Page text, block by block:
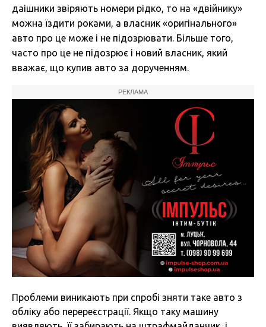
даішники звіряють номери рідко, то на «двійнику»
можна їздити роками, а власник «оригінального»
авто про це може і не підозрювати. Більше того,
часто про це не підозрює і новий власник, який
вважає, що купив авто за дорученням.
РЕКЛАМА
Проблеми виникають при спробі зняти таке авто з
обліку або перереєстрації. Якщо таку машину